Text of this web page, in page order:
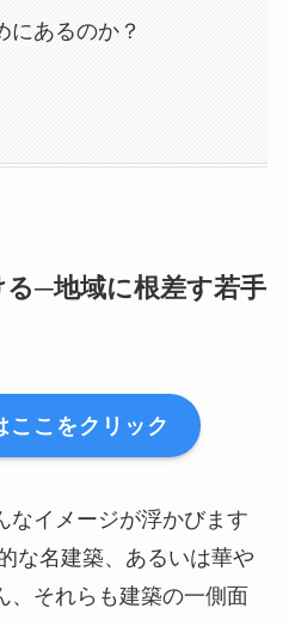
にあるのか？
─地域に根差す若手
ここをクリック
なイメージが浮かびます
な名建築、あるいは華や
、それらも建築の一側面